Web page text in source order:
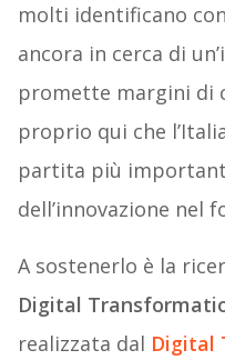
molti identificano
ancora in cerca di
promette margini di
proprio qui che
partita più
dell’innovazione nel
A sostenerlo è la
Digital
realizzata dal Digital